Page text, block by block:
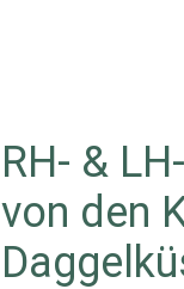
RH- &
von den